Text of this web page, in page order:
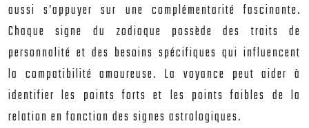
aussi s’appuyer sur une complémentarité fascinante.
Chaque signe du zodiaque possède des traits de
personnalité et des besoins spécifiques qui influencent
la compatibilité amoureuse. La voyance peut aider à
identifier les points forts et les points faibles de la
relation en fonction des signes astrologiques.